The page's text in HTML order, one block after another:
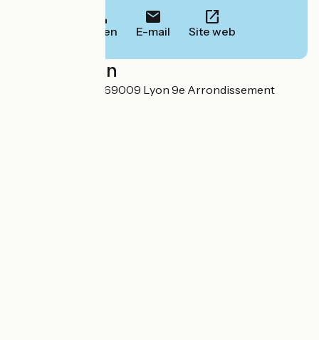
Bellen E-mail Site web
Localisation
2 rue des Mûriers 69009 Lyon 9e Arrondissement